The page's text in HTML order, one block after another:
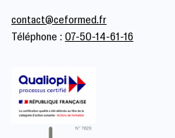
contact@ceformed.fr
Téléphone : 07-50-14-61-16